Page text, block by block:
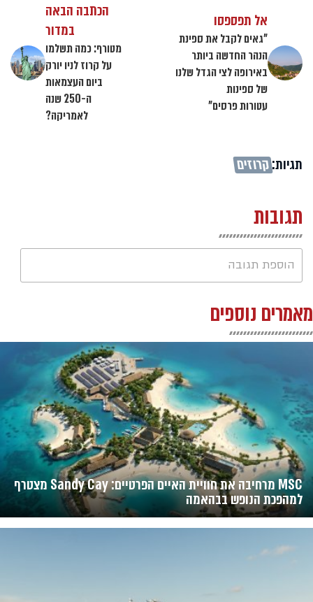
אל תפספסו
"גאים לקבל את ספינת
הנהר החדשה ביותר
באירופה לצי הגדל שלנו
של ספינות
עטורות פרסים"
הכתבה הבאה
במדור
מטורף: כמה תשלמו
על קרוז לניו יורק
ביום העצמאות
ה-250 שנה
לאמריקה?
תגיות:קרוזים
תגובות
הוספת תגובה
מאמרים נוספים
MSC מרחיבה את חוויית האיים הפרטיים: Sandy Cay מצטרף
למהפכת הנופש בבהאמה